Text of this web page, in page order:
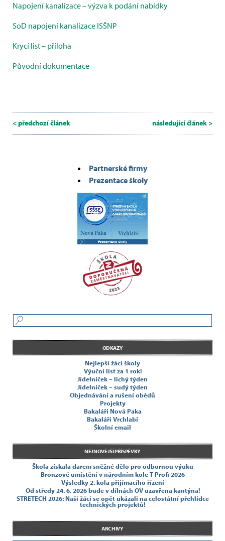
Napojení kanalizace – výzva k podání nabídky
SoD napojení kanalizace ISŠNP
Krycí list – příloha
Původní dokumentace
< předchozí článek následující článek >
Partnerské firmy
Prezentace školy
ODKAZY
Nejlepší žáci školy
Výuční list za 1 rok!
Jídelníček – lichý týden
Jídelníček – sudý týden
Objednávání a rušení obědů
Projekty
Bakaláři Nová Paka
Bakaláři Vrchlabí
Školní email
NEJNOVĚJŠÍ PŘÍSPĚVKY
Škola získala darem sněžné dělo pro odbornou výuku
Bronzové umístění v národním kole T-Profi 2026
Výsledky 2. kola přijímacího řízení
Od středy 24. 6. 2026 bude v dílnách OV uzavřena kantýna!
STRETECH 2026: Naši žáci se opět ukázali na celostátní přehlídce
technických projektů!
ARCHIVY